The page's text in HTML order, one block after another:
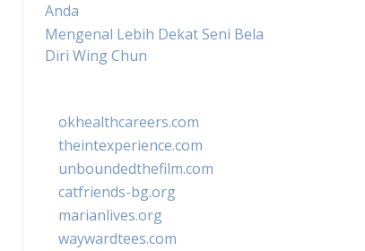
Anda
Mengenal Lebih Dekat Seni Bela
Diri Wing Chun
okhealthcareers.com
theintexperience.com
unboundedthefilm.com
catfriends-bg.org
marianlives.org
waywardtees.com